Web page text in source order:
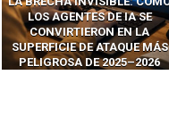
PREDATOR HACKEA
CUALQUIER MÓVIL CON
ATAQUES PUBLICITARIOS
CERO-CLIC